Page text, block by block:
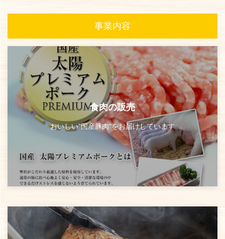
事業内容
食肉の販売
おいしい”国産豚肉”をお届けしています